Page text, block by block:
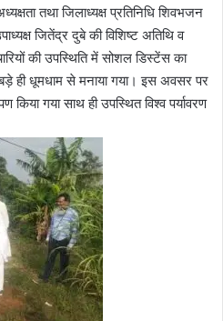
तथा जिलाध्यक्ष प्रतिनिधि शिवभजन
जितेंद्र दुबे की विशिष्ट अतिथि व
की उपस्थिति में सोशल डिस्टेंस का
ही धूमधाम से मनाया गया। इस अवसर पर
किया गया साथ ही उपस्थित विश्व पर्यावरण